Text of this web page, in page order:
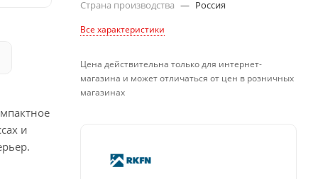
и
Страна производства — Россия
Все характеристики
Цена действительна только для интернет-
магазина и может отличаться от цен в розничных
магазинах